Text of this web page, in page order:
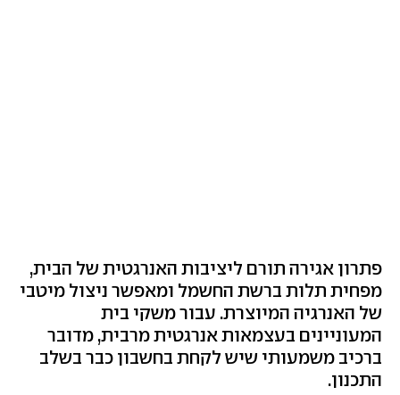
פתרון אגירה תורם ליציבות האנרגטית של הבית,
מפחית תלות ברשת החשמל ומאפשר ניצול מיטבי
של האנרגיה המיוצרת. עבור משקי בית
המעוניינים בעצמאות אנרגטית מרבית, מדובר
ברכיב משמעותי שיש לקחת בחשבון כבר בשלב
התכנון.